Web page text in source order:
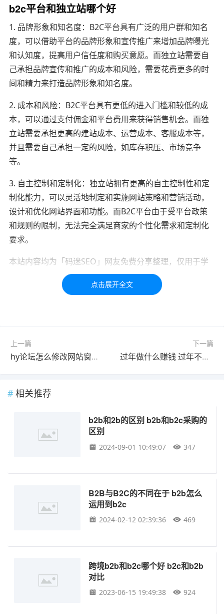
b2c平台和独立站哪个好
1. 品牌形象和知名度：B2C平台具有广泛的用户群和知名
度，可以借助平台的品牌形象和宣传推广来增加品牌曝光
和认知度，提高用户信任度和购买意愿。而独立站需要自
己承担品牌宣传和推广的成本和风险，需要花费更多的时
间和精力来打造品牌形象和知名度。
2. 成本和风险：B2C平台具有更低的进入门槛和较低的成
本，可以通过支付佣金和平台费用来获得销售机会。而独
立站需要承担更高的建站成本、运营成本、客服成本等，
并且需要自己承担一定的风险，如库存积压、市场竞争
等。
3. 自主控制和定制化：独立站拥有更高的自主控制性和定
制化能力，可以灵活地制定和实施网站策略和营销活动，
设计和优化网站界面和功能。而B2C平台由于受平台政策
和规则的限制，无法完全满足商家的个性化需求和定制化
要求。
本站内容均为「码迷SEO」网友免费分享整理，仅用于学
习交流，如有疑问，请联系我们48小时处理！！！！
上一篇
hy论坛怎么修改网站窗口标题 wordpress怎么修改网站标题
下一篇
过年做什么赚钱 过年不回家做什么赚钱
相关推荐
b2b和2b的区别 b2b和b2c采购的
区别
2024-09-01 10:49:07 347
B2B与B2C的不同在于 b2b怎么
运用到b2c
2024-02-12 02:39:36 469
跨境b2b和b2c哪个好 b2c和b2b
对比
2023-06-15 19:49:38 924